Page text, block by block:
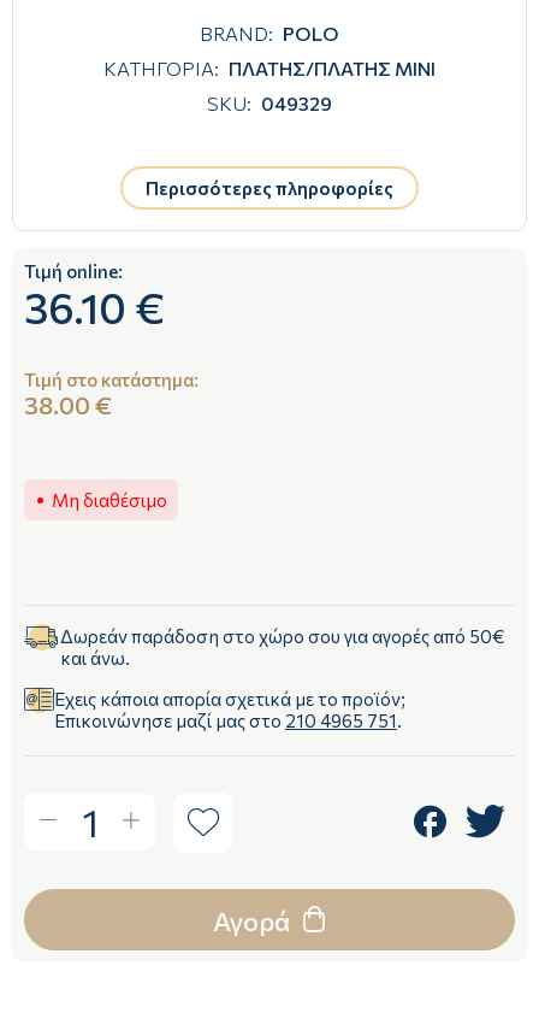
BRAND: POLO
ΚΑΤΗΓΟΡΙΑ: ΠΛΑΤΗΣ/ΠΛΑΤΗΣ ΜΙΝΙ
SKU: 049329
Περισσότερες πληροφορίες
Τιμή online:
36.10 €
Τιμή στο κατάστημα:
38.00 €
Μη διαθέσιμο
Δωρεάν παράδοση στο χώρο σου για αγορές από 50€
και άνω.
Έχεις κάποια απορία σχετικά με το προϊόν;
Επικοινώνησε μαζί μας στο 210 4965 751.
1
Αγορά